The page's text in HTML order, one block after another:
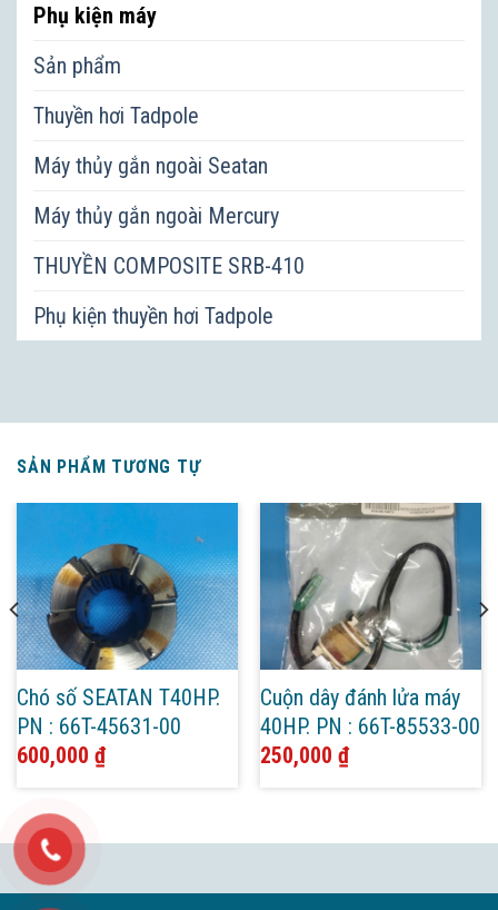
Phụ kiện máy
Sản phẩm
Thuyền hơi Tadpole
Máy thủy gắn ngoài Seatan
Máy thủy gắn ngoài Mercury
THUYỀN COMPOSITE SRB-410
Phụ kiện thuyền hơi Tadpole
SẢN PHẨM TƯƠNG TỰ
Chó số SEATAN T40HP.
PN : 66T-45631-00
600,000 ₫
Cuộn dây đánh lửa máy
40HP. PN : 66T-85533-00
250,000 ₫